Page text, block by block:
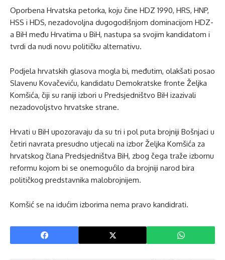
Oporbena Hrvatska petorka, koju čine HDZ 1990, HRS, HNP,
HSS i HDS, nezadovoljna dugogodišnjom dominacijom HDZ-
a BiH među Hrvatima u BiH, nastupa sa svojim kandidatom i
tvrdi da nudi novu političku alternativu.
Podjela hrvatskih glasova mogla bi, međutim, olakšati posao
Slavenu Kovačeviću, kandidatu Demokratske fronte Željka
Komšića, čiji su raniji izbori u Predsjedništvo BiH izazivali
nezadovoljstvo hrvatske strane.
Hrvati u BiH upozoravaju da su tri i pol puta brojniji Bošnjaci u
četiri navrata presudno utjecali na izbor Željka Komšića za
hrvatskog člana Predsjedništva BiH, zbog čega traže izbornu
reformu kojom bi se onemogućilo da brojniji narod bira
političkog predstavnika malobrojnijem.
Komšić se na idućim izborima nema pravo kandidrati.